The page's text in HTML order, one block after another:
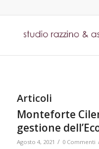
Articoli
Monteforte
gestione
Agosto 4, 2021 / 0 Commenti